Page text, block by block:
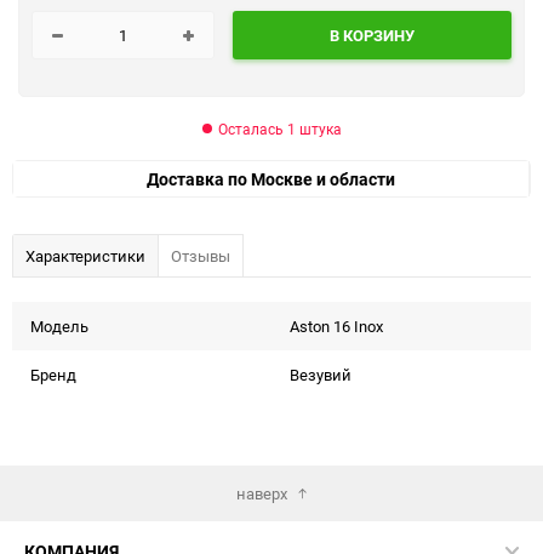
В КОРЗИНУ
Осталась 1 штука
Доставка по Москве и области
Характеристики Отзывы
Модель Aston 16 Inox
Бренд Везувий
наверх